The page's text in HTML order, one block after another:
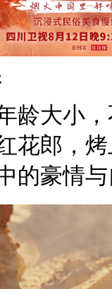
龄大小
花郎，
的豪情